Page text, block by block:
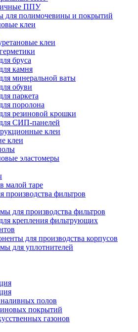
ППУ
для полимочевины и покрытий
клеи
клеи
бруса
камня
минеральной ваты
обуви
паркета
поролона
резиновой крошки
СИП-панелей
клеи
клеи
эластомеры
малой таре
производства фильтров
для производства фильтров
крепления фильтрующих
для производства корпусов
для уплотнителей
полов
покрытий
газонов